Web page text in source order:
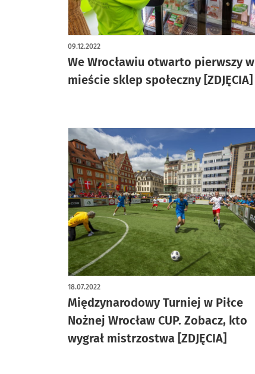
We Wrocławiu otwarto pierwszy w
mieście sklep społeczny [ZDJĘCIA]
09.12.2022
artykuł z galerią zdjęć
Międzynarodowy Turniej w Piłce
Nożnej Wrocław CUP. Zobacz, kto
wygrał mistrzostwa [ZDJĘCIA]
18.07.2022